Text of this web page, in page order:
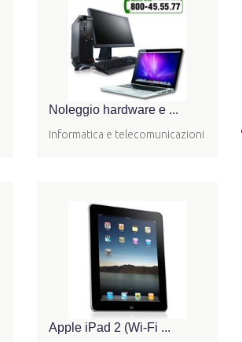
Noleggio hardware e ...
Informatica e telecomunicazioni
Apple iPad 2 (Wi-Fi ...